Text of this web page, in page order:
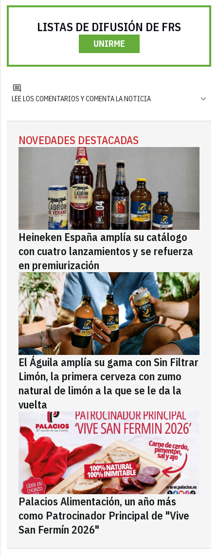
LISTAS DE DIFUSIÓN DE FRS
UNIRME
LEE LOS COMENTARIOS Y COMENTA LA NOTICIA
NOVEDADES DESTACADAS
Heineken España amplía su catálogo
con cuatro lanzamientos y se refuerza
en premiurización
El Águila amplía su gama con Sin Filtrar
Limón, la primera cerveza con zumo
natural de limón a la que se le da la
vuelta
Palacios Alimentación, un año más
como Patrocinador Principal de "Vive
San Fermín 2026"